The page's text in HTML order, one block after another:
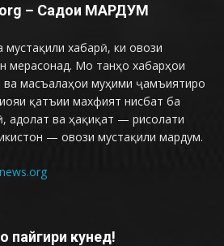
– Садои МАРДУМ
хабарӣ, ки овози
мерасонад. Мо танҳо хабарҳои
ва масъалаҳои муҳими ҷамъиятиро
қатъии махфият нисбат ба
адолат ва ҳақиқат — рисолати
— овози мустақили мардум.
пайгири кунед!